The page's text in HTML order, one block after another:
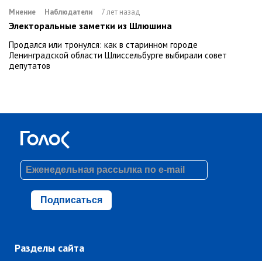
Мнение Наблюдатели 7 лет назад
Электоральные заметки из Шлюшина
Продался или тронулся: как в старинном городе
Ленинградской области Шлиссельбурге выбирали совет
депутатов
Подписаться
Разделы сайта